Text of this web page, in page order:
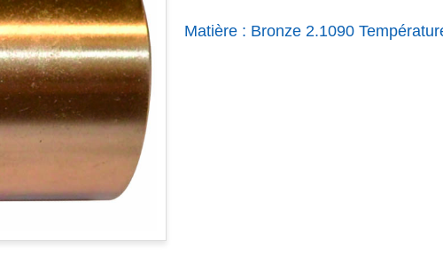
Matière : Bronze 2.1090